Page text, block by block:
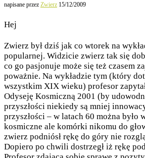
napisane przez Zwierz 15/12/2009
Hej
Zwierz był dziś jak co wtorek na
popularnej. Widzicie zwierz tak się
co go pasjonuje może się też czasem
poważnie. Na wykładzie tym (który
wszystkim XIX wieku) profesor
Odyseję Kosmiczną 2001 (by
przyszłości niekiedy są mniej
przyszłości – w latach 60 można było
kosmiczne ale komórki nikomu do
zwierz podniósł rękę do góry nie
Dopiero po chwili dostrzegł iż rękę